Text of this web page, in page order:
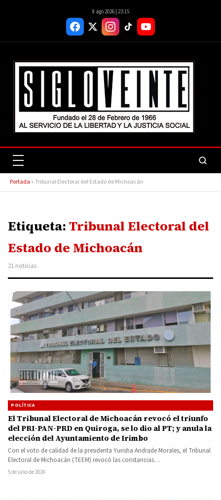
8 ago 2026 | 23:15
Portada »Tribunal Electoral del Estado de Michoacán
Etiqueta:Tribunal Electoral del
Estado de Michoacán
21 noticias
POLÍTICA
El Tribunal Electoral de Michoacán revocó el triunfo
del PRI-PAN-PRD en Quiroga, se lo dio al PT; y anula la
elección del Ayuntamiento de Irimbo
Con el voto de calidad de la presidenta Yurisha Andrade Morales, el Tribunal
Electoral de Michoacán (TEEM) revocó las constancias…
5 de julio de 2024